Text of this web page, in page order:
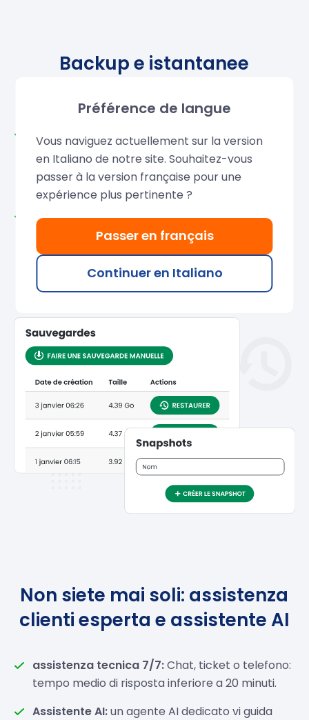
Backup e istantanee
Backup automatici inclusi:
Eseguiti ogni
mattina e archiviati su un NAS dedicato. Dopo i
primi 30 giorni gratuiti
, potete tenerli per soli
20% o del prezzo del VPS.
Istantanee gratuite:Fino a 3 snapshot
simultanei per congelare lo stato del vostro VPS
KVM. Rimangono disponibili finché il vostro VPS è
attivo: l'ideale per testare aggiornamenti o
modifiche senza rischi.
Non siete mai soli: assistenza
clienti esperta e assistente AI
assistenza tecnica 7/7:Chat, ticket o telefono:
tempo medio di risposta inferiore a 20 minuti.
Assistente AI:un agente AI dedicato vi guida
Préférence de langue
Vous naviguez actuellement sur la version
en Italiano de notre site. Souhaitez-vous
passer à la version française pour une
expérience plus pertinente ?
Passer en français
Continuer en Italiano